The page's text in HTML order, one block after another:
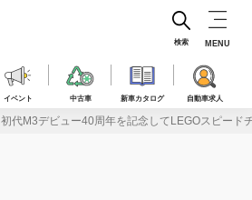
イベント 中古車 新車カタログ 自動車求人
検索 MENU
初代M3デビュー40周年を記念してLEGOスピード